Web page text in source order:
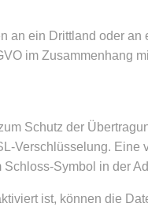
an ein Drittland oder
im Zusammenhang
Schutz der
Verschlüsselung. Eine
Schloss-Symbol in der
ist, können die